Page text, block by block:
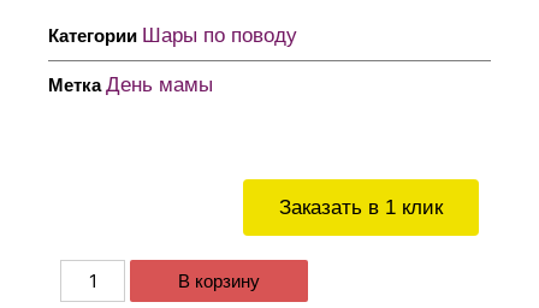
Заказать в 1 клик
В корзину
Категории Шары по поводу
Метка День мамы